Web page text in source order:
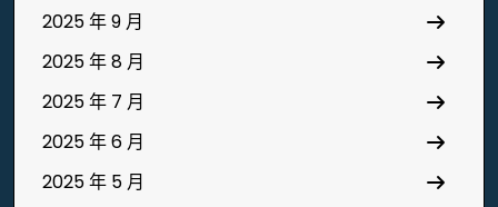
2025 年 9 月
2025 年 8 月
2025 年 7 月
2025 年 6 月
2025 年 5 月